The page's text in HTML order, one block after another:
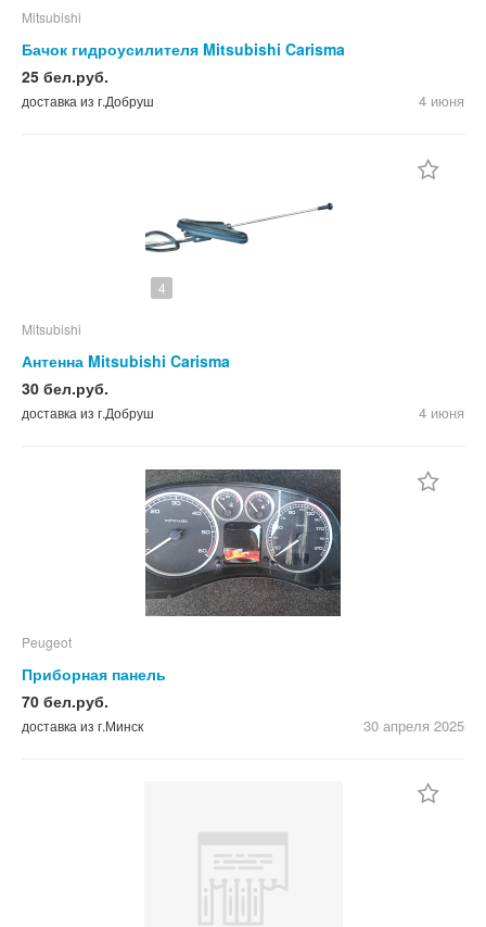
Mitsubishi
Бачок гидроусилителя Mitsubishi Carisma
25 бел.руб.
доставка из г.Добруш 4 июня
4
Mitsubishi
Антенна Mitsubishi Carisma
30 бел.руб.
доставка из г.Добруш 4 июня
Peugeot
Приборная панель
70 бел.руб.
доставка из г.Минск 30 апреля 2025